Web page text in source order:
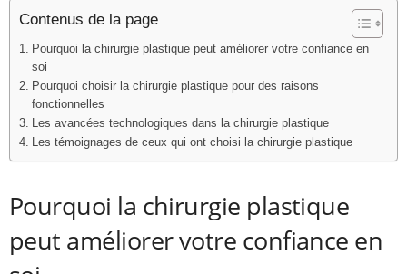
Contenus de la page
Pourquoi la chirurgie plastique peut améliorer votre confiance en
soi
Pourquoi choisir la chirurgie plastique pour des raisons
fonctionnelles
Les avancées technologiques dans la chirurgie plastique
Les témoignages de ceux qui ont choisi la chirurgie plastique
Pourquoi la chirurgie plastique
peut améliorer votre confiance en